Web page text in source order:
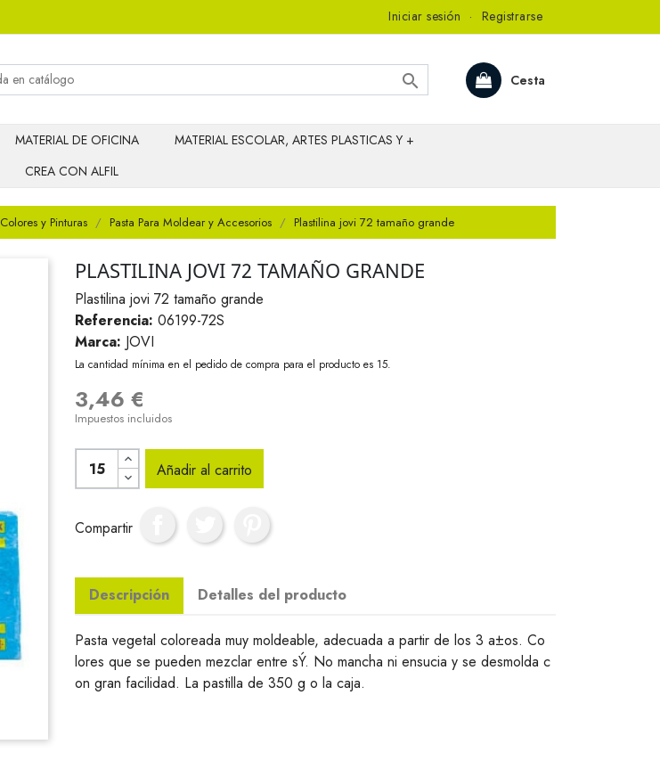
Iniciar sesión · Registrarse
Cesta

MATERIAL DE OFICINA
MATERIAL ESCOLAR, ARTES PLASTICAS Y +
CREA CON ALFIL
Colores y Pinturas Pasta Para Moldear y Accesorios Plastilina jovi 72 tamaño grande
PLASTILINA JOVI 72 TAMAÑO GRANDE
Plastilina jovi 72 tamaño grande
Referencia: 06199-72S
Marca: JOVI
La cantidad mínima en el pedido de compra para el producto es 15.
3,46 €
Impuestos incluidos
Añadir al carrito
Compartir
Descripción Detalles del producto
Pasta vegetal coloreada muy moldeable, adecuada a partir de los 3 a±os. Co
lores que se pueden mezclar entre sÝ. No mancha ni ensucia y se desmolda c
on gran facilidad. La pastilla de 350 g o la caja.